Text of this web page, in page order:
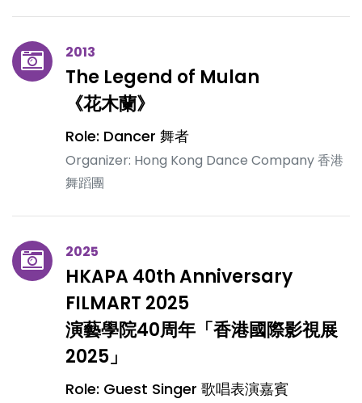
2013
The Legend of Mulan
《花木蘭》
Role: Dancer 舞者
Organizer: Hong Kong Dance Company 香港
舞蹈團
2025
HKAPA 40th Anniversary
FILMART 2025
演藝學院40周年「香港國際影視展
2025」
Role: Guest Singer 歌唱表演嘉賓